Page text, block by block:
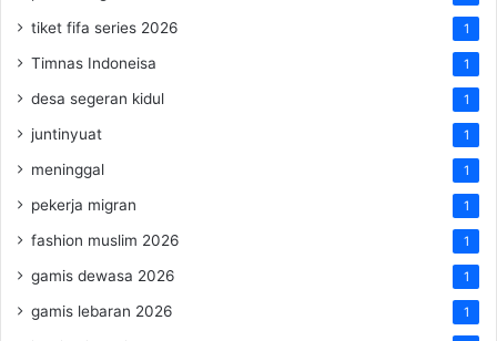
tiket fifa series 2026 1
Timnas Indoneisa 1
desa segeran kidul 1
juntinyuat 1
meninggal 1
pekerja migran 1
fashion muslim 2026 1
gamis dewasa 2026 1
gamis lebaran 2026 1